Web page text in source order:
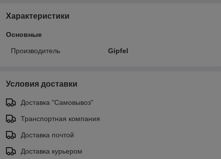
Характеристики
Основные
Производитель Gipfel
Условия доставки
Доставка "Самовывоз"
Транспортная компания
Доставка почтой
Доставка курьером